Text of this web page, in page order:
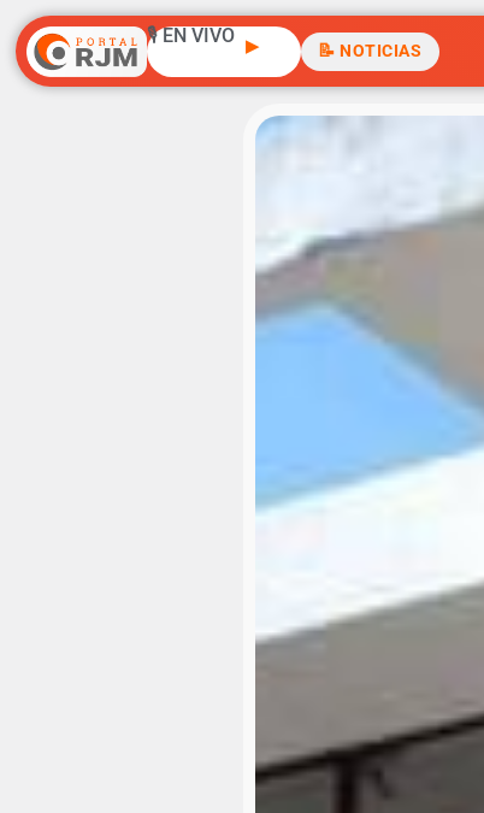
🎙️ EN VIVO ▶ 📝 NOTICIAS